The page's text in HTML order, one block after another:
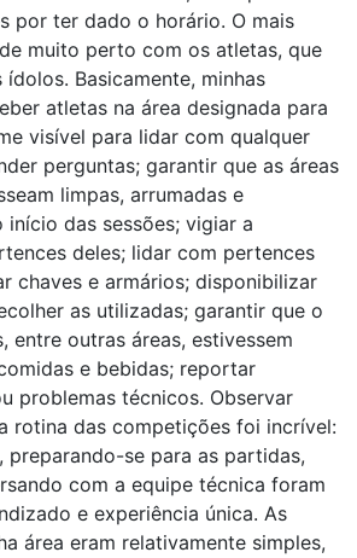
por ter dado o horário. O mais
muito perto com os atletas, que
ídolos. Basicamente, minhas
atletas na área designada para
visível para lidar com qualquer
perguntas; garantir que as áreas
limpas, arrumadas e
início das sessões; vigiar a
deles; lidar com pertences
chaves e armários; disponibilizar
as utilizadas; garantir que o
entre outras áreas, estivessem
e bebidas; reportar
problemas técnicos. Observar
rotina das competições foi incrível:
preparando-se para as partidas,
com a equipe técnica foram
e experiência única. As
área eram relativamente simples,